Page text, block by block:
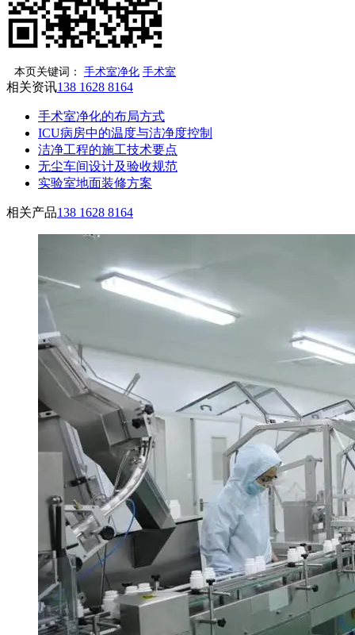
本页关键词： 手术室净化 手术室
相关资讯138 1628 8164
手术室净化的布局方式
ICU病房中的温度与洁净度控制
洁净工程的施工技术要点
无尘车间设计及验收规范
实验室地面装修方案
相关产品138 1628 8164